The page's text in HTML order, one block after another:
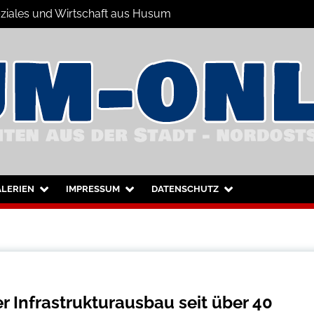
und Wirtschaft aus Husum
Umgebung
IMPRESSUM DATENSCHUTZ
Infrastrukturausbau seit über 40